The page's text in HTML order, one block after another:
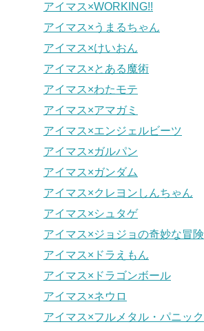
アイマス×WORKING!!
アイマス×うまるちゃん
アイマス×けいおん
アイマス×とある魔術
アイマス×わたモテ
アイマス×アマガミ
アイマス×エンジェルビーツ
アイマス×ガルパン
アイマス×ガンダム
アイマス×クレヨンしんちゃん
アイマス×シュタゲ
アイマス×ジョジョの奇妙な冒険
アイマス×ドラえもん
アイマス×ドラゴンボール
アイマス×ネウロ
アイマス×フルメタル・パニック